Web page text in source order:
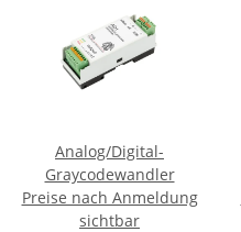
Analog/Digital-
Graycodewandler
Preise nach Anmeldung
sichtbar